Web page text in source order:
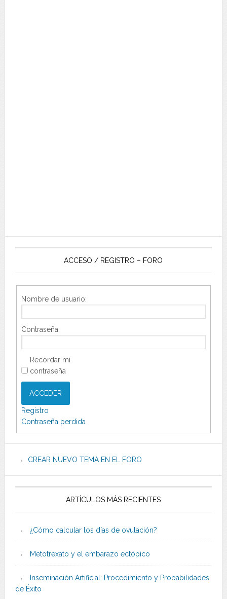
ACCESO / REGISTRO – FORO
Nombre de usuario:
Contraseña:
Recordar mi
contraseña
ACCEDER
Registro
Contraseña perdida
CREAR NUEVO TEMA EN EL FORO
ARTÍCULOS MÁS RECIENTES
¿Cómo calcular los días de ovulación?
Metotrexato y el embarazo ectópico
Inseminación Artificial: Procedimiento y Probabilidades
de Éxito